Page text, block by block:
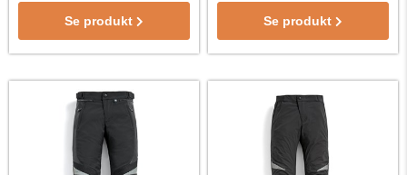
Se produkt Se produkt